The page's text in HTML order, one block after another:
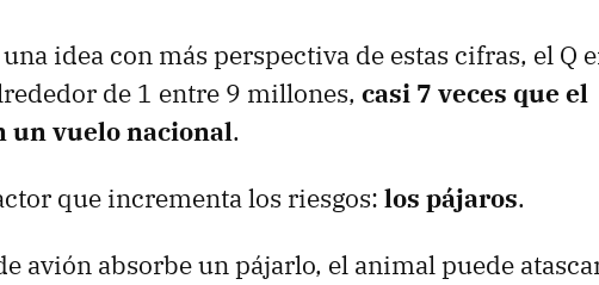
idea con más perspectiva de estas cifras, el Q
de 1 entre 9 millones, casi 7 veces que el
un vuelo nacional.
que incrementa los riesgos: los pájaros.
avión absorbe un pájarlo, el animal puede